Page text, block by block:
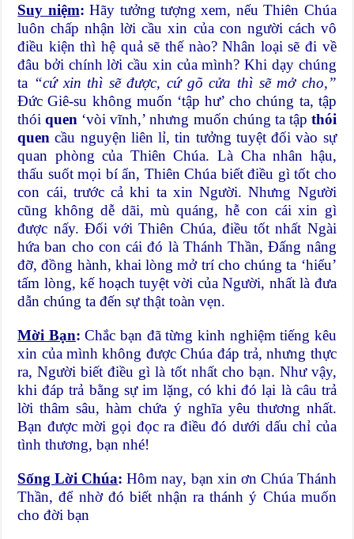
Suy niệm: Hãy tưởng tượng xem, nếu Thiên Chúa
luôn chấp nhận lời cầu xin của con người cách vô
điều kiện thì hệ quả sẽ thế nào? Nhân loại sẽ đi về
đâu bởi chính lời cầu xin của mình? Khi dạy chúng
ta “cứ xin thì sẽ được, cứ gõ cửa thì sẽ mở cho,”
Đức Giê-su không muốn ‘tập hư’ cho chúng ta, tập
thóiquen ‘vòi vĩnh,’ nhưng muốn chúng ta tập thói
quen cầu nguyện liên lỉ, tin tưởng tuyệt đối vào sự
quan phòng của Thiên Chúa. Là Cha nhân hậu,
thấu suốt mọi bí ẩn, Thiên Chúa biết điều gì tốt cho
con cái, trước cả khi ta xin Người. Nhưng Người
cũng không dễ dãi, mù quáng, hễ con cái xin gì
được nấy. Đối với Thiên Chúa, điều tốt nhất Ngài
hứa ban cho con cái đó là Thánh Thần, Đấng nâng
đỡ, đồng hành, khai lòng mở trí cho chúng ta ‘hiểu’
tấm lòng, kế hoạch tuyệt vời của Người, nhất là đưa
dẫn chúng ta đến sự thật toàn vẹn.
Mời Bạn: Chắc bạn đã từng kinh nghiệm tiếng kêu
xin của mình không được Chúa đáp trả, nhưng thực
ra, Người biết điều gì là tốt nhất cho bạn. Như vậy,
khi đáp trả bằng sự im lặng, có khi đó lại là câu trả
lời thâm sâu, hàm chứa ý nghĩa yêu thương nhất.
Bạn được mời gọi đọc ra điều đó dưới dấu chỉ của
tình thương, bạn nhé!
Sống Lời Chúa: Hôm nay, bạn xin ơn Chúa Thánh
Thần, để nhờ đó biết nhận ra thánh ý Chúa muốn
cho đời bạn